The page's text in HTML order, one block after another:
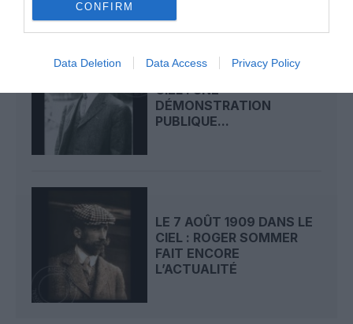
CONFIRM
Data Deletion Data Access Privacy Policy
LE 8 AOÛT 1908 DANS LE
CIEL : UNE
DÉMONSTRATION
PUBLIQUE...
LE 7 AOÛT 1909 DANS LE
CIEL : ROGER SOMMER
FAIT ENCORE
L’ACTUALITÉ